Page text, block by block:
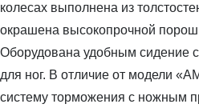
колесах выполнена из
окрашена высокопрочной
Оборудована удобным сидение
для ног. В отличие от модели
систему торможения с ножным